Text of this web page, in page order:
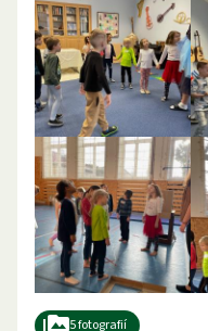
5 fotografií